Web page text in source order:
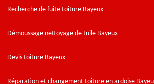
Recherche de fuite toiture Bayeux
Démoussage nettoyage de tuile Bayeux
Devis toiture Bayeux
Réparation et changement toiture en ardoise